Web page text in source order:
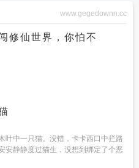
www.gegedownn.cc
修仙世界，你怕不
叶中一只猫。没错，卡卡西口中拦路
安静静度过猫生，没想到绑定了个恶